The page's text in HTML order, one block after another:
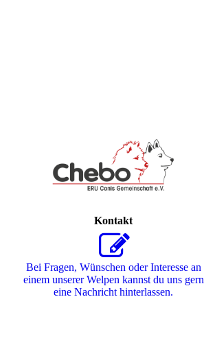
Kontakt
Bei Fragen, Wünschen oder Interesse an
einem unserer Welpen kannst du uns gern
eine Nachricht hinterlassen.